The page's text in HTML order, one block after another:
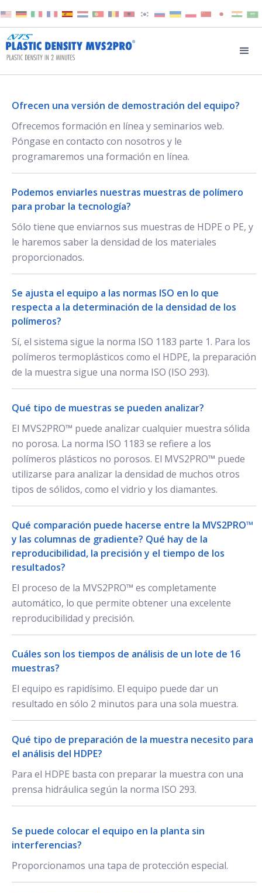
Ofrecen una versión de demostración del equipo?
Ofrecemos formación en línea y seminarios web.
Póngase en contacto con nosotros y le
programaremos una formación en línea.
Podemos enviarles nuestras muestras de polímero
para probar la tecnología?
Sólo tiene que enviarnos sus muestras de HDPE o PE, y
le haremos saber la densidad de los materiales
proporcionados.
Se ajusta el equipo a las normas ISO en lo que
respecta a la determinación de la densidad de los
polímeros?
Sí, el sistema sigue la norma ISO 1183 parte 1. Para los
polímeros termoplásticos como el HDPE, la preparación
de la muestra sigue una norma ISO (ISO 293).
Qué tipo de muestras se pueden analizar?
El MVS2PRO™ puede analizar cualquier muestra sólida
no porosa. La norma ISO 1183 se refiere a los
polímeros plásticos no porosos. El MVS2PRO™ puede
utilizarse para analizar la densidad de muchos otros
tipos de sólidos, como el vidrio y los diamantes.
Qué comparación puede hacerse entre la MVS2PRO™
y las columnas de gradiente? Qué hay de la
reproducibilidad, la precisión y el tiempo de los
resultados?
El proceso de la MVS2PRO™ es completamente
automático, lo que permite obtener una excelente
reproducibilidad y precisión.
Cuáles son los tiempos de análisis de un lote de 16
muestras?
El equipo es rapidísimo. El equipo puede dar un
resultado en sólo 2 minutos para una sola muestra.
Qué tipo de preparación de la muestra necesito para
el análisis del HDPE?
Para el HDPE basta con preparar la muestra con una
prensa hidráulica según la norma ISO 293.
Se puede colocar el equipo en la planta sin
interferencias?
Proporcionamos una tapa de protección especial.